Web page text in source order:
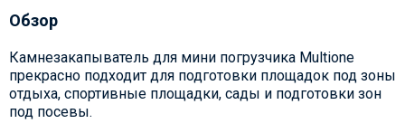
Обзор
Камнезакапыватель для мини погрузчика Multione
прекрасно подходит для подготовки площадок под зоны
отдыха, спортивные площадки, сады и подготовки зон
под посевы.